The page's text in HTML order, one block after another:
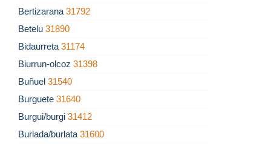
Bertizarana 31792
Betelu 31890
Bidaurreta 31174
Biurrun-olcoz 31398
Buñuel 31540
Burguete 31640
Burgui/burgi 31412
Burlada/burlata 31600